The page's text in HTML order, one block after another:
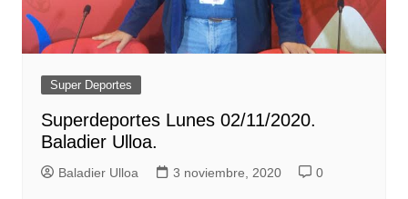
Super Deportes
Superdeportes Lunes 02/11/2020.
Baladier Ulloa.
Baladier Ulloa 3 noviembre, 2020 0